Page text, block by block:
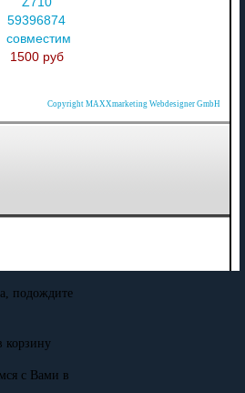
59396874
совместимый
1500 руб
Copyright MAXXmarketing Webdesigner GmbH
подождите
корзину
с Вами в